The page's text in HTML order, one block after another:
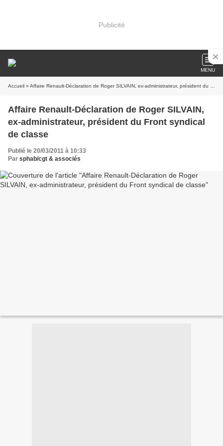
Publicité
MENU
Accueil » Affaire Renault-Déclaration de Roger SILVAIN, ex-administrateur, président du Front syndical de classe
Affaire Renault-Déclaration de Roger SILVAIN,
ex-administrateur, président du Front syndical
de classe
Publié le 20/03/2011 à 10:33
Par sphab/cgt & associés